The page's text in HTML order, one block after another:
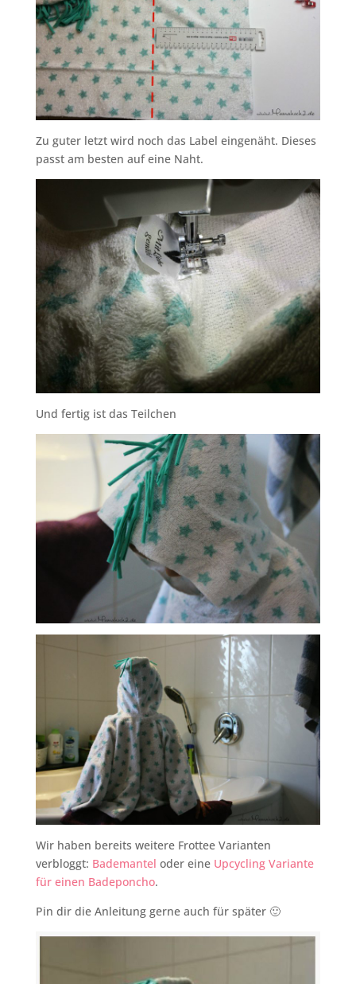
Zu guter letzt wird noch das Label eingenäht. Dieses
passt am besten auf eine Naht.
Und fertig ist das Teilchen
Wir haben bereits weitere Frottee Varianten
verbloggt: Bademantel oder eine Upcycling Variante
für einen Badeponcho.
Pin dir die Anleitung gerne auch für später 🙂